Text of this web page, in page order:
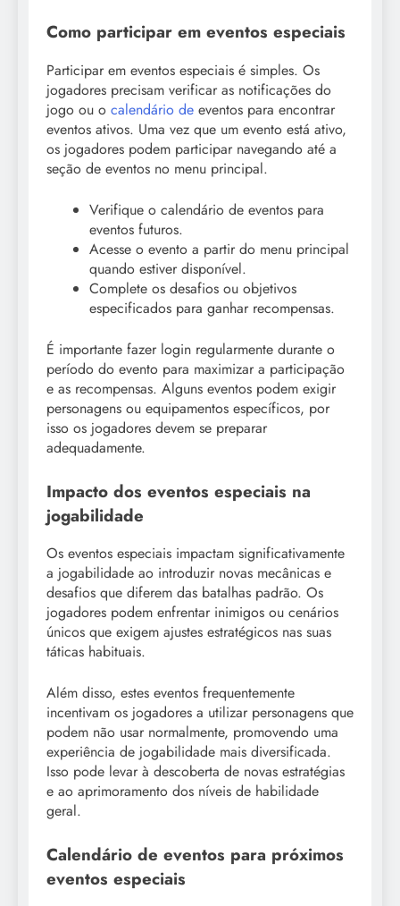
Como participar em eventos especiais
Participar em eventos especiais é simples. Os
jogadores precisam verificar as notificações do
jogo ou o calendário de eventos para encontrar
eventos ativos. Uma vez que um evento está ativo,
os jogadores podem participar navegando até a
seção de eventos no menu principal.
Verifique o calendário de eventos para
eventos futuros.
Acesse o evento a partir do menu principal
quando estiver disponível.
Complete os desafios ou objetivos
especificados para ganhar recompensas.
É importante fazer login regularmente durante o
período do evento para maximizar a participação
e as recompensas. Alguns eventos podem exigir
personagens ou equipamentos específicos, por
isso os jogadores devem se preparar
adequadamente.
Impacto dos eventos especiais na
jogabilidade
Os eventos especiais impactam significativamente
a jogabilidade ao introduzir novas mecânicas e
desafios que diferem das batalhas padrão. Os
jogadores podem enfrentar inimigos ou cenários
únicos que exigem ajustes estratégicos nas suas
táticas habituais.
Além disso, estes eventos frequentemente
incentivam os jogadores a utilizar personagens que
podem não usar normalmente, promovendo uma
experiência de jogabilidade mais diversificada.
Isso pode levar à descoberta de novas estratégias
e ao aprimoramento dos níveis de habilidade
geral.
Calendário de eventos para próximos
eventos especiais